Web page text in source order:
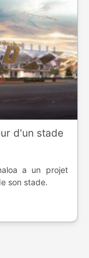
d'un stade
a un projet
son stade.